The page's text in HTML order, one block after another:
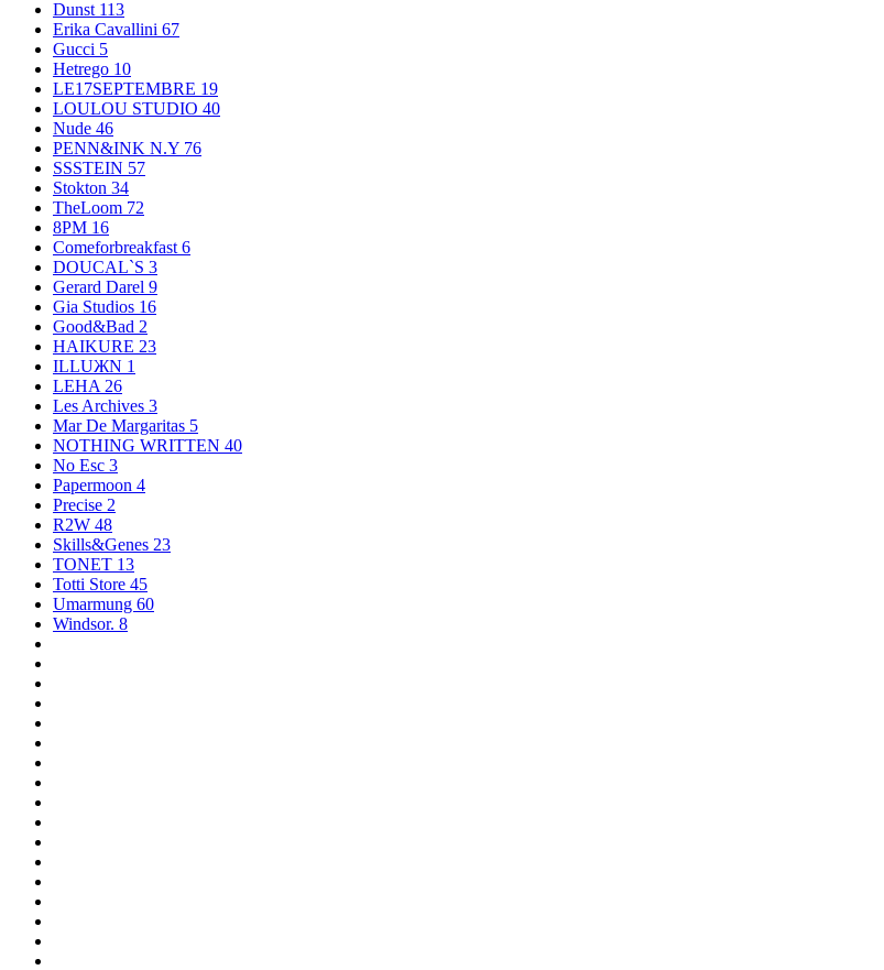
Dunst 113
Erika Cavallini 67
Gucci 5
Hetrego 10
LE17SEPTEMBRE 19
LOULOU STUDIO 40
Nude 46
PENN&INK N.Y 76
SSSTEIN 57
Stokton 34
TheLoom 72
8PM 16
Comeforbreakfast 6
DOUCAL`S 3
Gerard Darel 9
Gia Studios 16
Good&Bad 2
HAIKURE 23
ILLUЖN 1
LEHA 26
Les Archives 3
Mar De Margaritas 5
NOTHING WRITTEN 40
No Esc 3
Papermoon 4
Precise 2
R2W 48
Skills&Genes 23
TONET 13
Totti Store 45
Umarmung 60
Windsor. 8